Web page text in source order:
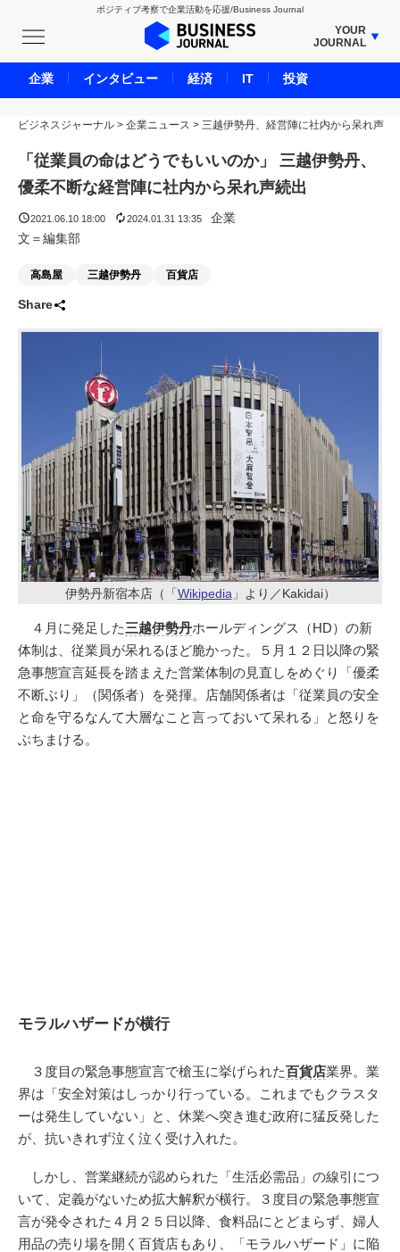
ポジティブ考察で企業活動を応援/Business Journal
YOUR
JOURNAL
BUSINESS JOURNAL
UNICORN JOURNAL
CARBON CREDITS JOURNAL
IVS JOURNAL
ENERGY MANAGEMENT JOURNAL
ADOPTABLE DOG JOURNAL
ビジネスジャーナル > 企業ニュース > 三越伊勢丹、経営陣に社内から呆れ声
「従業員の命はどうでもいいのか」 三越伊勢丹、
優柔不断な経営陣に社内から呆れ声続出
2021.06.10 18:00 2024.01.31 13:35
企業
文＝編集部
高島屋 三越伊勢丹 百貨店
Share
伊勢丹新宿本店（「Wikipedia 」より／Kakidai）
４月に発足した三越伊勢丹ホールディングス（HD）の新
体制は、従業員が呆れるほど脆かった。５月１２日以降の緊
急事態宣言延長を踏まえた営業体制の見直しをめぐり「優柔
不断ぶり」（関係者）を発揮。店舗関係者は「従業員の安全
と命を守るなんて大層なこと言っておいて呆れる」と怒りを
ぶちまける。
モラルハザードが横行
３度目の緊急事態宣言で槍玉に挙げられた百貨店業界。業
界は「安全対策はしっかり行っている。これまでもクラスタ
ーは発生していない」と、休業へ突き進む政府に猛反発した
が、抗いきれず泣く泣く受け入れた。
しかし、営業継続が認められた「生活必需品」の線引につ
いて、定義がないため拡大解釈が横行。３度目の緊急事態宣
言が発令された４月２５日以降、食料品にとどまらず、婦人
用品の売り場を開く百貨店もあり、「モラルハザード」に陥
企業 インタビュー 経済 IT 投資